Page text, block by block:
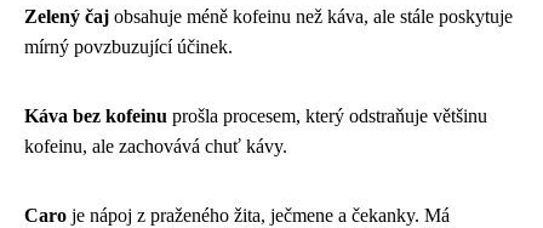
Zelený čaj obsahuje méně kofeinu než káva, ale stále poskytuje
mírný povzbuzující účinek.
Káva bez kofeinu prošla procesem, který odstraňuje většinu
kofeinu, ale zachovává chuť kávy.
Caro je nápoj z praženého žita, ječmene a čekanky. Má